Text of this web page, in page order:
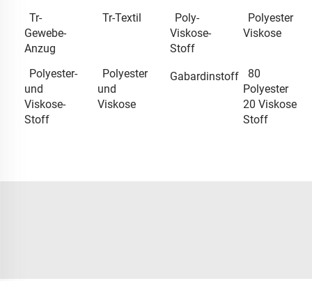
Tr-
Gewebe-
Anzug
Tr-Textil
Poly-
Viskose-
Stoff
Polyester
Viskose
Polyester-
und
Viskose-
Stoff
Polyester
und
Viskose
Gabardinstoff
80
Polyester
20 Viskose
Stoff